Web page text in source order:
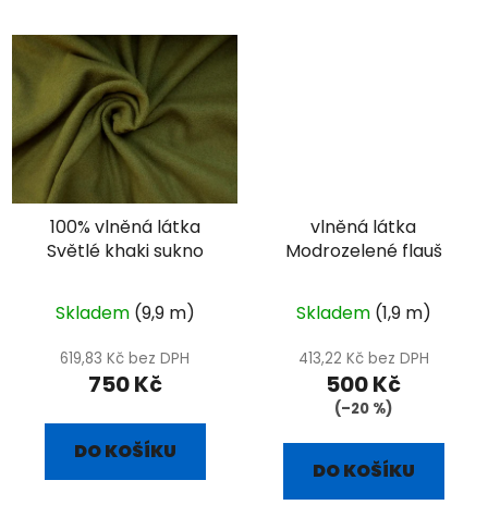
100% vlněná látka
Světlé khaki sukno
Skladem (9,9 m)
619,83 Kč bez DPH
750 Kč
DO KOŠÍKU
vlněná látka
Modrozelené flauš
Skladem (1,9 m)
413,22 Kč bez DPH
500 Kč
(–20 %)
DO KOŠÍKU